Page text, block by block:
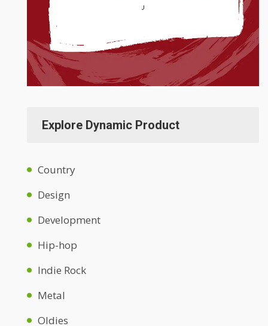
Explore Dynamic Product
Country
Design
Development
Hip-hop
Indie Rock
Metal
Oldies